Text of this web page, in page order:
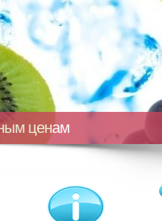
ценам